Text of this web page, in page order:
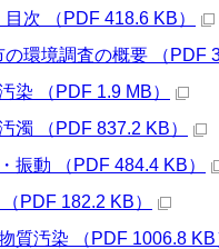
次 （PDF 418.6 KB）
環境調査の概要 （PDF
（PDF 1.9 MB）
（PDF 837.2 KB）
動 （PDF 484.4 KB）
PDF 182.2 KB）
汚染 （PDF 1006.8 KB